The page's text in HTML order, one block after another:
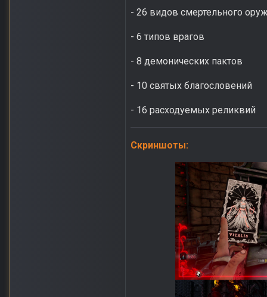
- 26 видов смертельного
- 6 типов врагов
- 8 демонических пактов
- 10 святых благословений
- 16 расходуемых реликвий
Скриншоты: